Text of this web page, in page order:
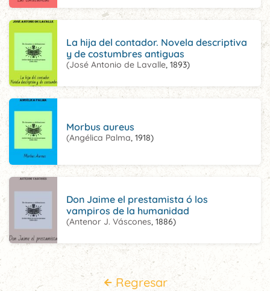
La hija del contador. Novela descriptiva
y de costumbres antiguas
(José Antonio de Lavalle, 1893)
Morbus aureus
(Angélica Palma, 1918)
Don Jaime el prestamista ó los
vampiros de la humanidad
(Antenor J. Váscones, 1886)
Regresar